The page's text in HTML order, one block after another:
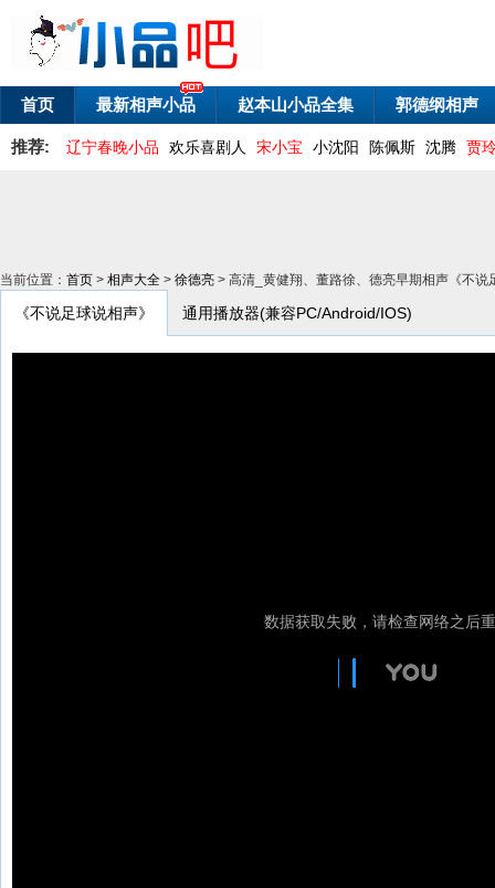
首页 最新相声小品 赵本山小品全集 郭德纲相声
推荐: 辽宁春晚小品 欢乐喜剧人 宋小宝 小沈阳 陈佩斯 沈腾 贾
当前位置： 首页 > 相声大全 > 徐德亮 > 高清_黄健翔、董路徐、德亮早期相声《不说
《不说足球说相声》 通用播放器(兼容PC/Android/IOS)